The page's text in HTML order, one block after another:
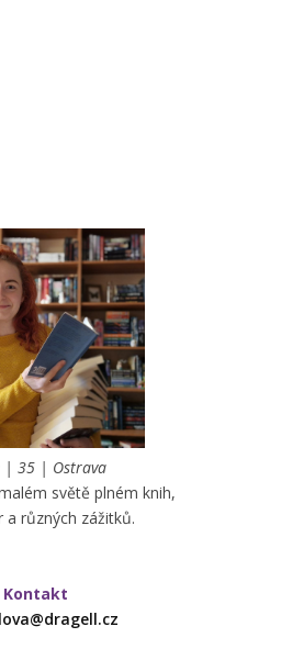
| 35 | Ostrava
světě plném knih,
a různých zážitků.
Kontakt